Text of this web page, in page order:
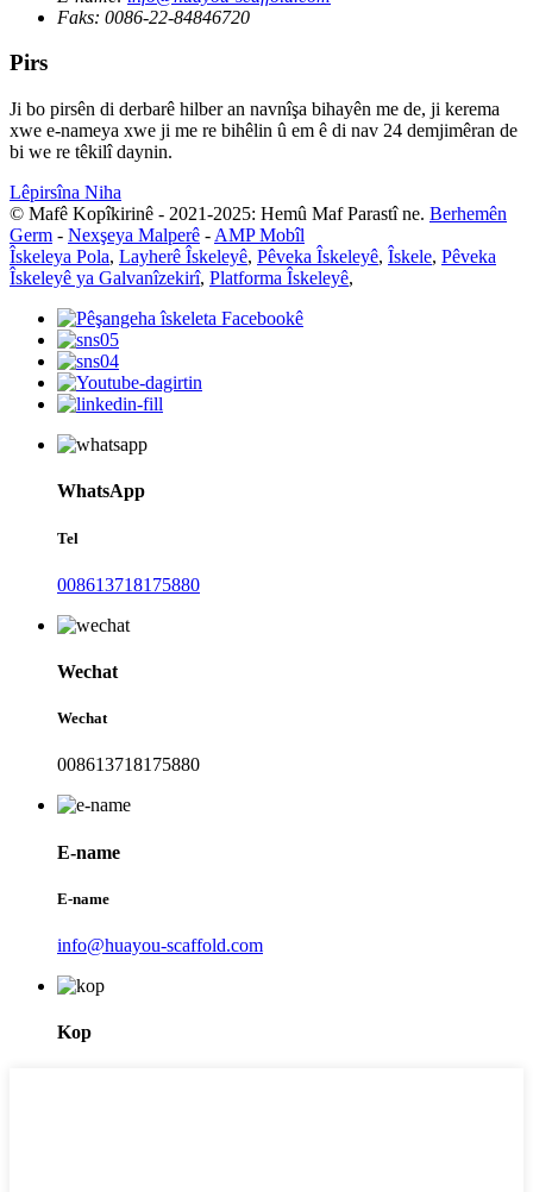
Faks: 0086-22-84846720
Pirs
Ji bo pirsên di derbarê hilber an navnîşa bihayên me de, ji kerema
xwe e-nameya xwe ji me re bihêlin û em ê di nav 24 demjimêran de
bi we re têkilî daynin.
Lêpirsîna Niha
© Mafê Kopîkirinê - 2021-2025: Hemû Maf Parastî ne. Berhemên
Germ - Nexşeya Malperê - AMP Mobîl
Îskeleya Pola, Layherê Îskeleyê, Pêveka Îskeleyê, Îskele, Pêveka
Îskeleyê ya Galvanîzekirî, Platforma Îskeleyê,
WhatsApp
Tel
008613718175880
Wechat
Wechat
008613718175880
E-name
E-name
info@huayou-scaffold.com
Kop